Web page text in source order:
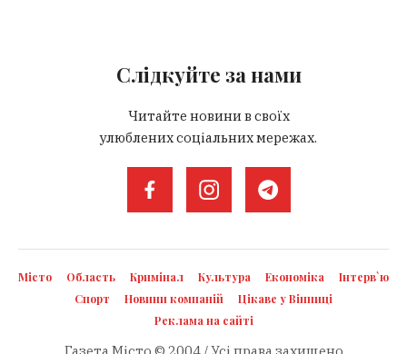
Слідкуйте за нами
Читайте новини в своїх
улюблених соціальних мережах.
Місто Область Кримінал Культура Економіка
Інтерв`ю
Спорт
Новини компаній
Цікаве у Вінниці
Реклама на сайті